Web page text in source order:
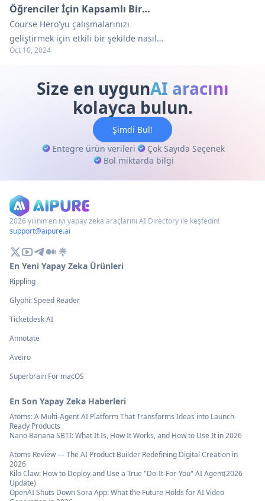
Öğrenciler İçin Kapsamlı Bir
Rehber
Course Hero'yu çalışmalarınızı
geliştirmek için etkili bir şekilde nasıl
kullanacağınızı keşfedin. Kaynaklara
deneyiminizi en üst düzeye çıkarma
ipuçlarını öğrenin.
Oct 10, 2024
Size en uygunAI aracını
kolayca bulun.
Şimdi Bul!
Entegre ürün verileri
Çok Sayıda Seçenek
Bol miktarda bilgi
2026 yılının en iyi yapay zeka araçlarını AI Directory ile keşfedin!
support@aipure.ai
En Yeni Yapay Zeka Ürünleri
Rippling
Glyphi: Speed Reader
Ticketdesk AI
Annotate
Aveiro
Superbrain For macOS
En Son Yapay Zeka Haberleri
Atoms: A Multi-Agent AI Platform That Transforms Ideas into Launch-
Ready Products
Nano Banana SBTI: What It Is, How It Works, and How to Use It in 2026
Atoms Review — The AI Product Builder Redefining Digital Creation in
2026
Kilo Claw: How to Deploy and Use a True "Do‑It‑For‑You" AI Agent(2026
Update)
OpenAI Shuts Down Sora App: What the Future Holds for AI Video